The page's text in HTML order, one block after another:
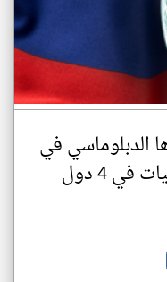
الدبلوماسي في
إفريقيا بافتتاح ممثليات في 4 دول